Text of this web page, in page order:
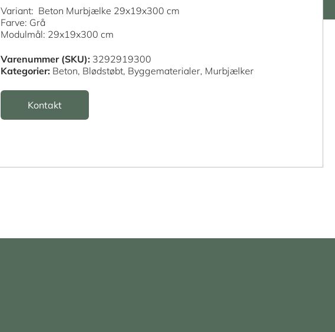
Variant: Beton Murbjælke 29x19x300 cm
Farve: Grå
Modulmål: 29x19x300 cm
Varenummer (SKU): 3292919300
Kategorier: Beton, Blødstøbt, Byggematerialer, Murbjælker
Kontakt